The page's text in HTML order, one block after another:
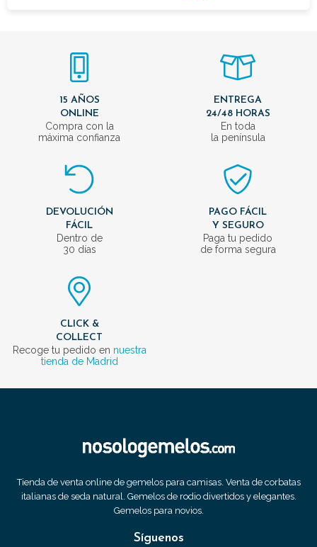
15 AÑOS
ONLINE
Compra con la
máxima confianza
ENTREGA
24/48 HORAS
En toda
la península
DEVOLUCIÓN
FÁCIL
Dentro de
30 días
PAGO FÁCIL
Y SEGURO
Paga tu pedido
de forma segura
CLICK &
COLLECT
Recoge tu pedido en nuestra
tienda de Madrid
Tienda de venta online de gemelos para camisas. Venta de corbatas
italianas de seda natural. Gemelos de rodio divertidos y elegantes.
Gemelos para novios.
Síguenos